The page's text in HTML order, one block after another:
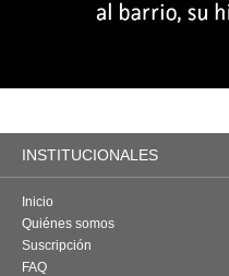
INSTITUCIONALES
Inicio
Quiénes somos
Suscripción
FAQ